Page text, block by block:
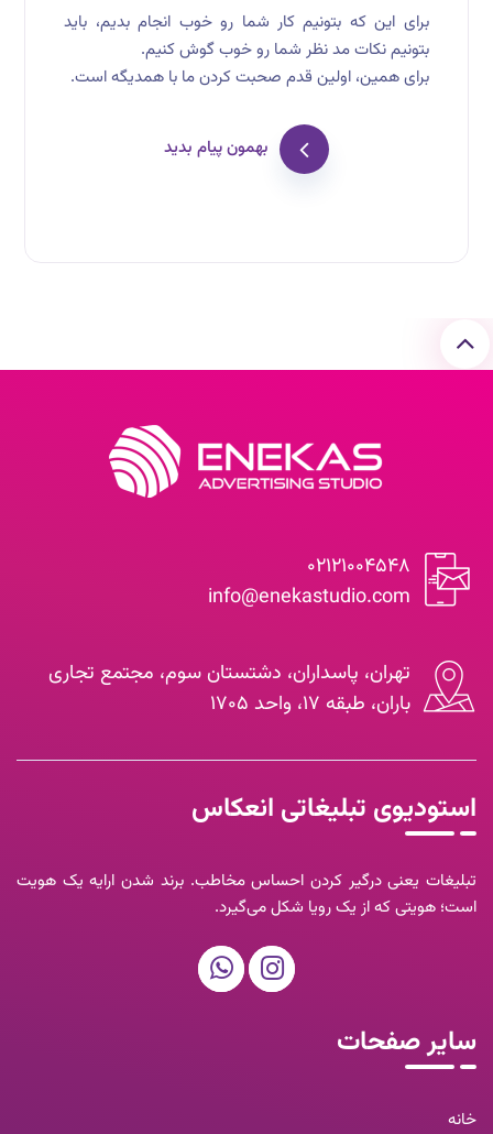
برای این که بتونیم کار شما رو خوب انجام بدیم، باید
بتونیم نکات مد نظر شما رو خوب گوش کنیم.
برای همین، اولین قدم صحبت کردن ما با همدیگه است.
بهمون پیام بدید
۰۲۱۲۱۰۰۴۵۴۸
info@enekastudio.com
تهران، پاسداران، دشتستان سوم، مجتمع تجاری
باران، طبقه ۱۷، واحد ۱۷۰۵
استودیوی تبلیغاتی انعکاس
تبلیغات یعنی درگیر کردن احساس مخاطب. برند شدن ارایه یک هویت
است؛ هویتی که از یک رویا شکل می‌گیرد.
سایر صفحات
خانه